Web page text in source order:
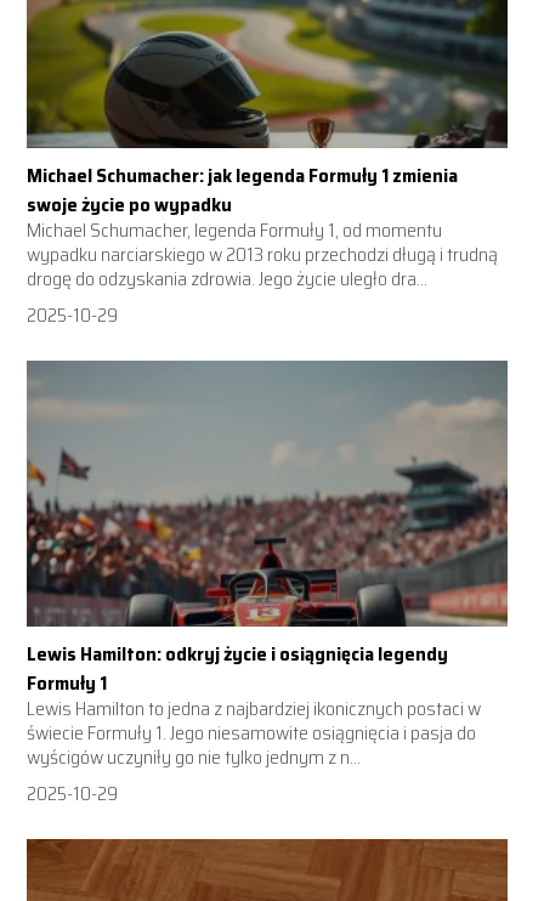
Michael Schumacher: jak legenda Formuły 1 zmienia
swoje życie po wypadku
Michael Schumacher, legenda Formuły 1, od momentu
wypadku narciarskiego w 2013 roku przechodzi długą i trudną
drogę do odzyskania zdrowia. Jego życie uległo dra...
2025-10-29
Lewis Hamilton: odkryj życie i osiągnięcia legendy
Formuły 1
Lewis Hamilton to jedna z najbardziej ikonicznych postaci w
świecie Formuły 1. Jego niesamowite osiągnięcia i pasja do
wyścigów uczyniły go nie tylko jednym z n...
2025-10-29